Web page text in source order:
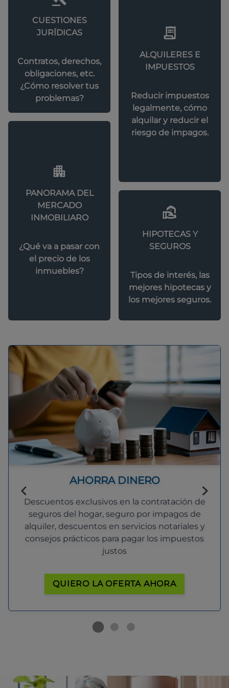
CUESTIONES
JURÍDICAS
Contratos, derechos,
obligaciones, etc.
¿Cómo resolver tus
problemas?
ALQUILERES E
IMPUESTOS
Reducir impuestos
legalmente, cómo
alquilar y reducir el
riesgo de impagos.
PANORAMA DEL
MERCADO
INMOBILIARO
¿Qué va a pasar con
el precio de los
inmuebles?
HIPOTECAS Y
SEGUROS
Tipos de interés, las
mejores hipotecas y
los mejores seguros.
AHORRA DINERO
Descuentos exclusivos en la contratación de
seguros del hogar, seguro por impagos de
alquiler, descuentos en servicios notariales y
consejos prácticos para pagar los impuestos
justos
QUIERO LA OFERTA AHORA